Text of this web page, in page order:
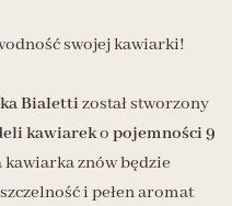
swojej kawiarki!
Bialettizostał stworzony
kawiareko pojemności9
znów będzie
i pełen aromat